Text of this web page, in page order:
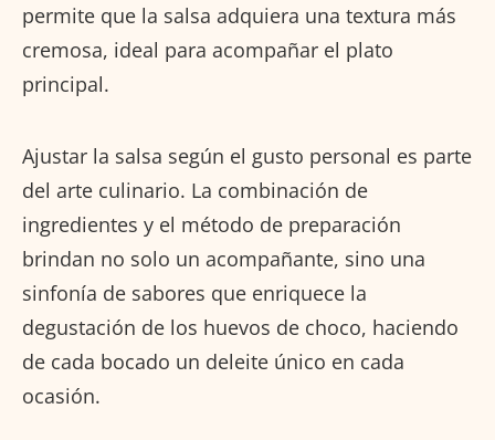
permite que la salsa adquiera una textura más
cremosa, ideal para acompañar el plato
principal.
Ajustar la salsa según el gusto personal es parte
del arte culinario. La combinación de
ingredientes y el método de preparación
brindan no solo un acompañante, sino una
sinfonía de sabores que enriquece la
degustación de los huevos de choco, haciendo
de cada bocado un deleite único en cada
ocasión.